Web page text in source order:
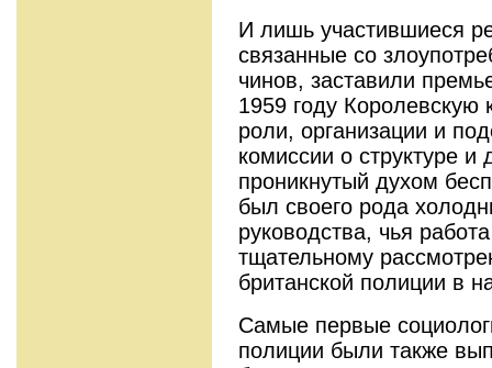
И лишь участившиеся
связанные со
чинов, заставили
1959 году
роли, организации и
комиссии о структуре и
проникнутый духом
был своего рода
руководства, чья
тщательному
британской полиции в
Самые первые
полиции были также